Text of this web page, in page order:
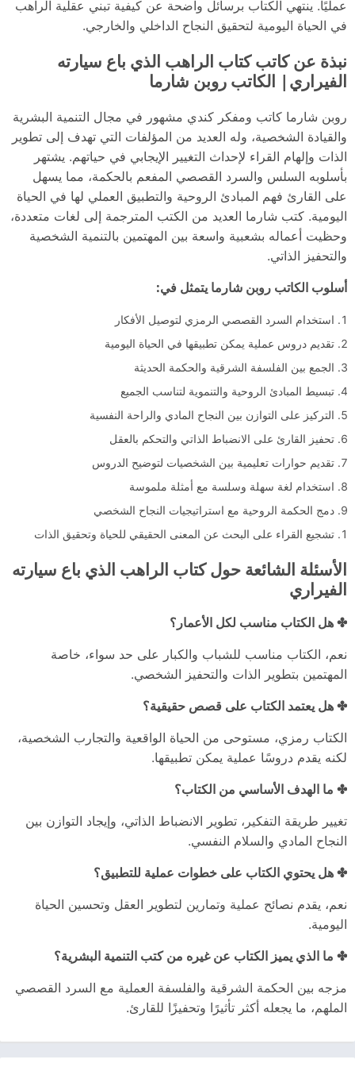
عمليًا. ينتهي الكتاب برسائل واضحة عن كيفية تبني عقلية الراهب
في الحياة اليومية لتحقيق النجاح الداخلي والخارجي.
نبذة عن كاتب كتاب الراهب الذي باع سيارته
الفيراري| الكاتب روبن شارما
روبن شارما كاتب ومفكر كندي مشهور في مجال التنمية البشرية
والقيادة الشخصية، وله العديد من المؤلفات التي تهدف إلى تطوير
الذات وإلهام القراء لإحداث التغيير الإيجابي في حياتهم. يشتهر
بأسلوبه السلس والسرد القصصي المفعم بالحكمة، مما يسهل
على القارئ فهم المبادئ الروحية والتطبيق العملي لها في الحياة
اليومية. كتب شارما العديد من الكتب المترجمة إلى لغات متعددة،
وحظيت أعماله بشعبية واسعة بين المهتمين بالتنمية الشخصية
والتحفيز الذاتي.
أسلوب الكاتب روبن شارما يتمثل في:
استخدام السرد القصصي الرمزي لتوصيل الأفكار
تقديم دروس عملية يمكن تطبيقها في الحياة اليومية
الجمع بين الفلسفة الشرقية والحكمة الحديثة
تبسيط المبادئ الروحية والتنموية لتناسب الجميع
التركيز على التوازن بين النجاح المادي والراحة النفسية
تحفيز القارئ على الانضباط الذاتي والتحكم بالعقل
تقديم حوارات تعليمية بين الشخصيات لتوضيح الدروس
استخدام لغة سهلة وسلسة مع أمثلة ملموسة
دمج الحكمة الروحية مع استراتيجيات النجاح الشخصي
تشجيع القراء على البحث عن المعنى الحقيقي للحياة وتحقيق الذات
الأسئلة الشائعة حول كتاب الراهب الذي باع سيارته
الفيراري
✤ هل الكتاب مناسب لكل الأعمار؟
نعم، الكتاب مناسب للشباب والكبار على حد سواء، خاصة
المهتمين بتطوير الذات والتحفيز الشخصي.
✤ هل يعتمد الكتاب على قصص حقيقية؟
الكتاب رمزي، مستوحى من الحياة الواقعية والتجارب الشخصية،
لكنه يقدم دروسًا عملية يمكن تطبيقها.
✤ ما الهدف الأساسي من الكتاب؟
تغيير طريقة التفكير، تطوير الانضباط الذاتي، وإيجاد التوازن بين
النجاح المادي والسلام النفسي.
✤ هل يحتوي الكتاب على خطوات عملية للتطبيق؟
نعم، يقدم نصائح عملية وتمارين لتطوير العقل وتحسين الحياة
اليومية.
✤ ما الذي يميز الكتاب عن غيره من كتب التنمية البشرية؟
مزجه بين الحكمة الشرقية والفلسفة العملية مع السرد القصصي
الملهم، ما يجعله أكثر تأثيرًا وتحفيزًا للقارئ.